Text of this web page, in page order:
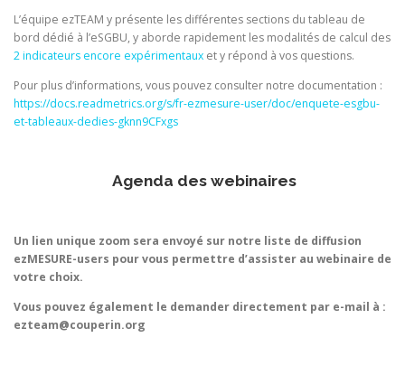
L’équipe ezTEAM y présente les différentes sections du tableau de
bord dédié à l’eSGBU, y aborde rapidement les modalités de calcul des
2 indicateurs encore expérimentaux et y répond à vos questions.
Pour plus d’informations, vous pouvez consulter notre documentation :
https://docs.readmetrics.org/s/fr-ezmesure-user/doc/enquete-esgbu-
et-tableaux-dedies-gknn9CFxgs
Agenda des webinaires
Un lien unique zoom sera envoyé sur notre liste de diffusion
ezMESURE-users pour vous permettre d’assister au webinaire de
votre choix.
Vous pouvez également le demander directement par e-mail à :
ezteam@couperin.org